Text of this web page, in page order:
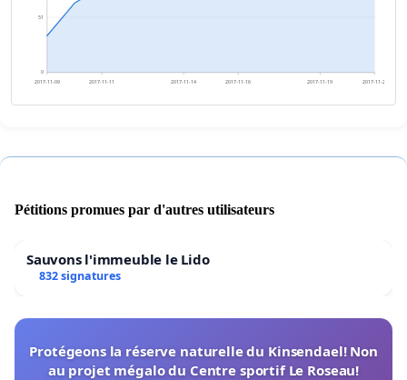
0
51
2017-11-09 2017-11-11 2017-11-14 2017-11-16 2017-11-19 2017-11-21
Pétitions promues par d'autres utilisateurs
Sauvons l'immeuble le Lido
832 signatures
Protégeons la réserve naturelle du Kinsendael! Non
au projet mégalo du Centre sportif Le Roseau!